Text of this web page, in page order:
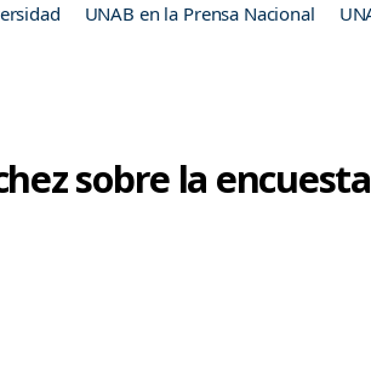
UNAB en la Prensa Nacional
sobre la